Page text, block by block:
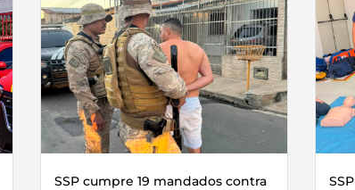
SSP cumpre 19 mandados contra